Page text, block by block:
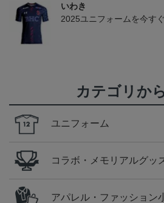
いわき
2025ユニフォームを今す
カテゴリか
ユニフォーム
コラボ・メモリアルグッ
アパレル・ファッション